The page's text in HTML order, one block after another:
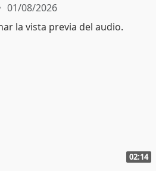
01/08/2026
02:14